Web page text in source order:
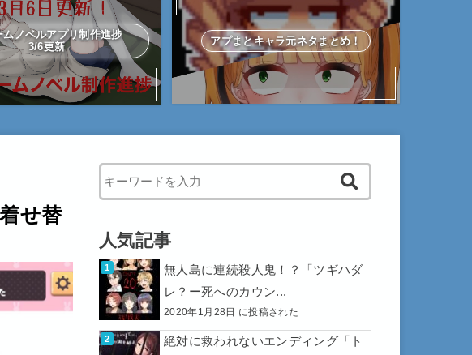
ムノベルアプリ制作進捗
3/6更新
アプまとキャラ元ネタまとめ！
せ替
When autocomplete results are available use up and down
人気記事
無人島に連続殺人鬼！？「ツギハダ
レ？ー死へのカウン...
2020年1月28日 に投稿された
絶対に救われないエンディング「ト